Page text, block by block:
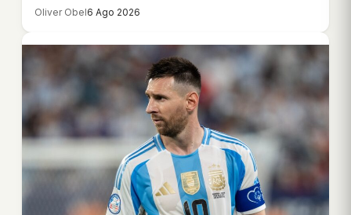
Oliver Obel6 Ago 2026